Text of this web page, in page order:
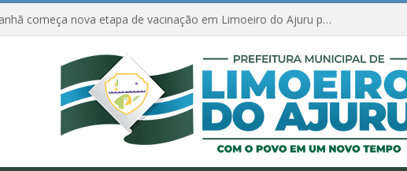
Amanhã começa nova etapa de vacinação em Limoeiro do Ajuru para idosos com 65 ou mais